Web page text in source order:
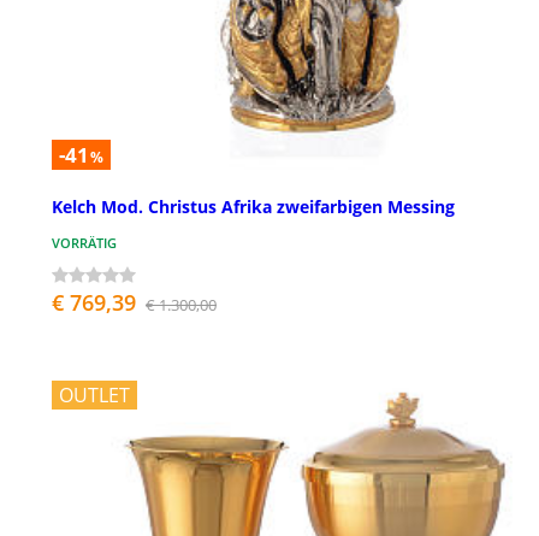
-41 %
Kelch Mod. Christus Afrika zweifarbigen Messing
VORRÄTIG
€ 769,39 € 1.300,00
OUTLET